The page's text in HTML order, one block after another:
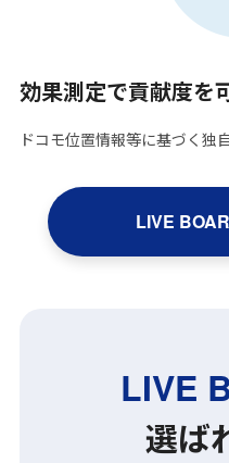
効果測定で貢献度を
ドコモ位置情報等に基づく独
LIVE
LIVE
選ば